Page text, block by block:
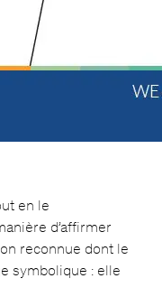
en le
d’affirmer
reconnue dont le
symbolique : elle